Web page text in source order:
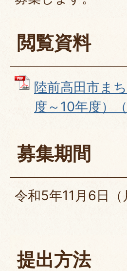
閲覧資料
陸前高田市ま
度～10年度）
募集期間
令和5年11月6日
提出方法